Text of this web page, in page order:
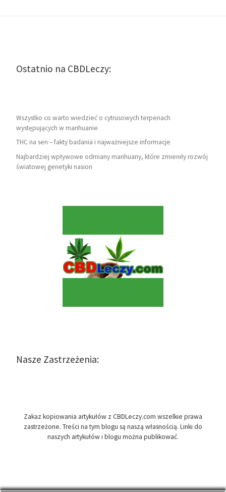
Ostatnio na CBDLeczy:
Wszystko co warto wiedzieć o cytrusowych terpenach
występujących w marihuanie
THC na sen – fakty badania i najważniejsze informacje
Najbardziej wpływowe odmiany marihuany, które zmieniły rozwój
światowej genetyki nasion
Nasze Zastrzeżenia:
Zakaz kopiowania artykułów z CBDLeczy.com wszelkie prawa
zastrzeżone. Treści na tym blogu są naszą własnością. Linki do
naszych artykułów i blogu można publikować.